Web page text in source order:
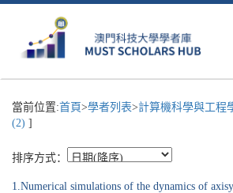
當前位置:首頁>學者列表>計算機科學與工程
(2) ]
排序方式：
1.Numerical simulations of the dynamics of